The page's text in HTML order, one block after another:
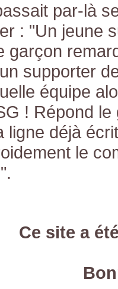
par-là
: "Un jeune
garçon
supporter
équipe
! Répond le
ligne déjà
le
Ce site a